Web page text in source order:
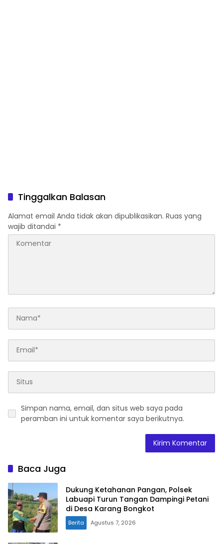
Tinggalkan Balasan
Alamat email Anda tidak akan dipublikasikan. Ruas yang
wajib ditandai *
Simpan nama, email, dan situs web saya pada
peramban ini untuk komentar saya berikutnya.
Baca Juga
Dukung Ketahanan Pangan, Polsek
Labuapi Turun Tangan Dampingi Petani
di Desa Karang Bongkot
Berita Agustus 7, 2026